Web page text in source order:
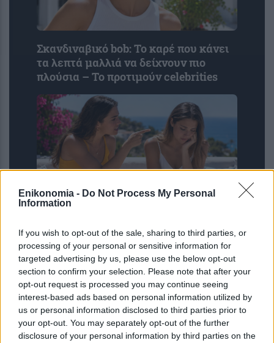
Enikonomia - Do Not Process My Personal
Information
If you wish to opt-out of the sale, sharing to third parties, or
processing of your personal or sensitive information for
targeted advertising by us, please use the below opt-out
section to confirm your selection. Please note that after your
opt-out request is processed you may continue seeing
interest-based ads based on personal information utilized by
us or personal information disclosed to third parties prior to
your opt-out. You may separately opt-out of the further
disclosure of your personal information by third parties on the
Σκανδιναβικό bob: Το καρέ που κάνει
τα λεπτά μαλλιά να δείχνουν πιο
πλούσια – Το προτιμούν celebrities
ναρκισσιστές στους καβγάδες για να
σας χειραγωγήσουν